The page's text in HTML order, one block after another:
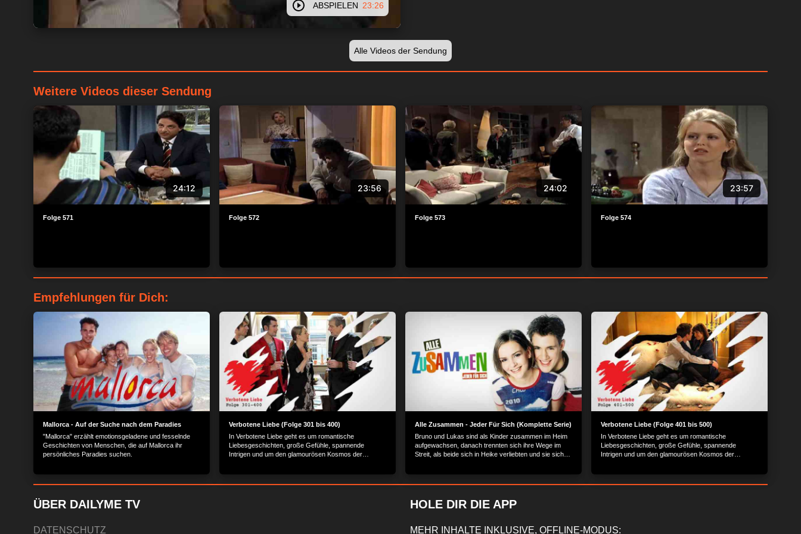
ABSPIELEN 23:26
Alle Videos der Sendung
Weitere Videos dieser Sendung
24:12
Folge 571
23:56
Folge 572
24:02
Folge 573
23:57
Folge 574
Empfehlungen für Dich:
Mallorca - Auf der Suche nach dem Paradies
"Mallorca" erzählt emotionsgeladene und fesselnde
Geschichten von Menschen, die auf Mallorca ihr
persönliches Paradies suchen.
Verbotene Liebe (Folge 301 bis 400)
In Verbotene Liebe geht es um romantische
Liebesgeschichten, große Gefühle, spannende
Intrigen und um den glamourösen Kosmos der
Alle Zusammen - Jeder Für Sich (Komplette Serie)
Bruno und Lukas sind als Kinder zusammen im Heim
aufgewachsen, danach trennten sich ihre Wege im
Streit, als beide sich in Heike verliebten und sie sich
Verbotene Liebe (Folge 401 bis 500)
In Verbotene Liebe geht es um romantische
Liebesgeschichten, große Gefühle, spannende
Intrigen und um den glamourösen Kosmos der
ÜBER DAILYME TV
DATENSCHUTZ
HOLE DIR DIE APP
MEHR INHALTE INKLUSIVE, OFFLINE-MODUS: